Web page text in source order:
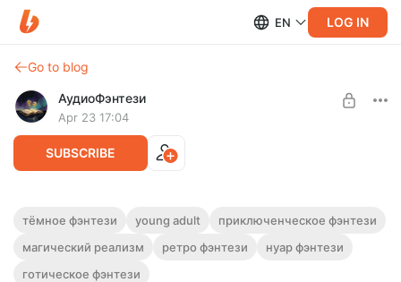
EN LOG IN
Go to blog
АудиоФэнтези
Apr 23 17:04
SUBSCRIBE
Аудиокнига фэнтези "Каменная плоть" |
Трилогия
Полная версия. Трилогия.
Level required:
тёмное фэнтези young adult
приключенческое фэнтези
магический реализм
ретро фэнтези
нуар фэнтези
готическое фэнтези